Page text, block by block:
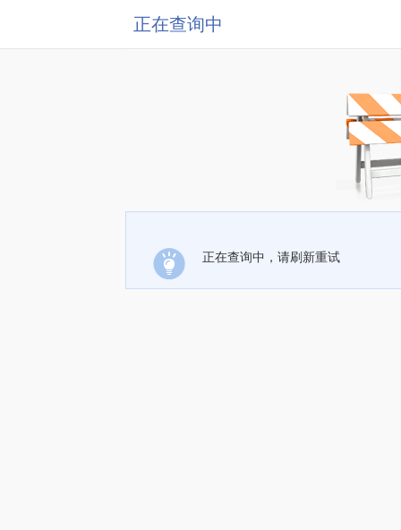
正在查询中
正在查询中，请刷新重试